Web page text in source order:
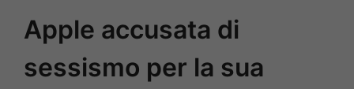
Apple accusata di
sessismo per la sua